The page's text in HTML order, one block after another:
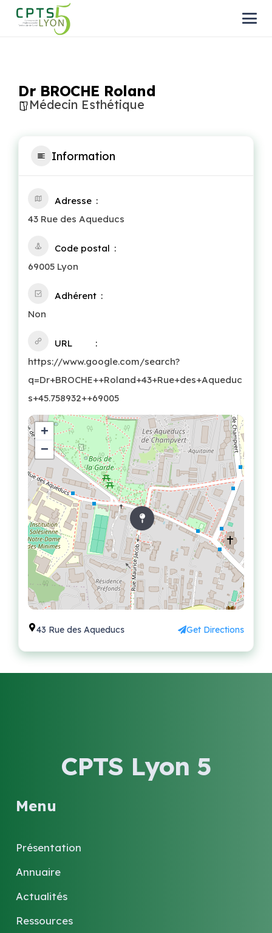
Dr BROCHE Roland
Médecin Esthétique
Information
Adresse
43 Rue des Aqueducs
Code postal
69005 Lyon
Adhérent
Non
URL
https://www.google.com/search?
q=Dr+BROCHE++Roland+43+Rue+des+Aqueduc
s+45.758932++69005
+
−
43 Rue des Aqueducs Get Directions
CPTS Lyon 5
Menu
Présentation
Annuaire
Actualités
Ressources